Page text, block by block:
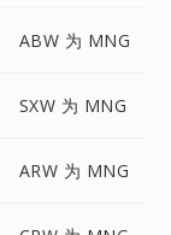
ABW 为 MNG
SXW 为 MNG
ARW 为 MNG